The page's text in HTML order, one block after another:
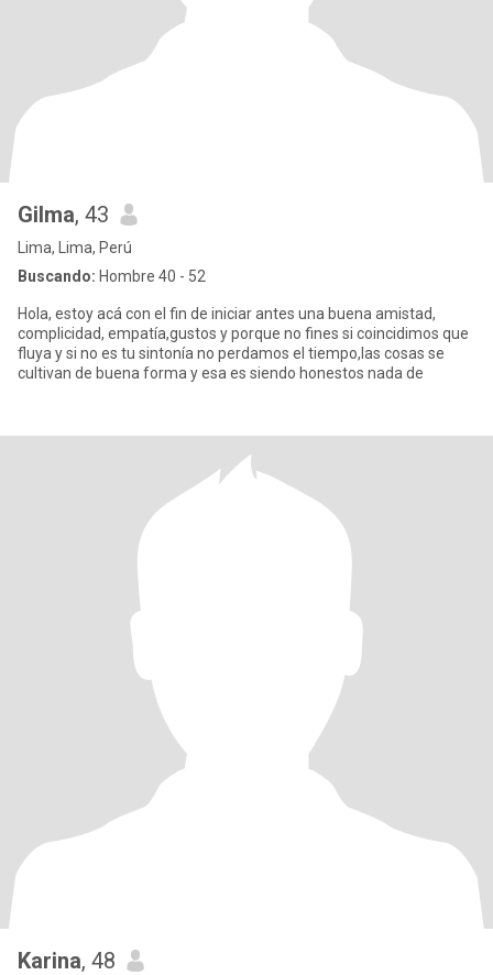
Gilma, 43
Lima, Lima, Perú
Buscando: Hombre 40 - 52
Hola, estoy acá con el fin de iniciar antes una buena amistad,
complicidad, empatía,gustos y porque no fines si coincidimos que
fluya y si no es tu sintonía no perdamos el tiempo,las cosas se
cultivan de buena forma y esa es siendo honestos nada de
Karina, 48